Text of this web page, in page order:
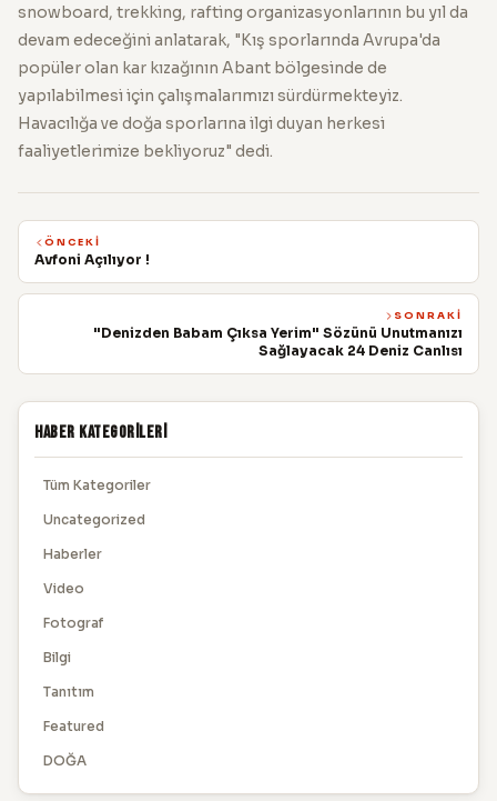
snowboard, trekking, rafting organizasyonlarının bu yıl da
devam edeceğini anlatarak, "Kış sporlarında Avrupa'da
popüler olan kar kızağının Abant bölgesinde de
yapılabilmesi için çalışmalarımızı sürdürmekteyiz.
Havacılığa ve doğa sporlarına ilgi duyan herkesi
faaliyetlerimize bekliyoruz" dedi.
ÖNCEKI
Avfoni Açılıyor !
SONRAKI
"Denizden Babam Çıksa Yerim" Sözünü Unutmanızı
Sağlayacak 24 Deniz Canlısı
Haber Kategorileri
Tüm Kategoriler
Uncategorized
Haberler
Video
Fotograf
Bilgi
Tanıtım
Featured
DOĞA